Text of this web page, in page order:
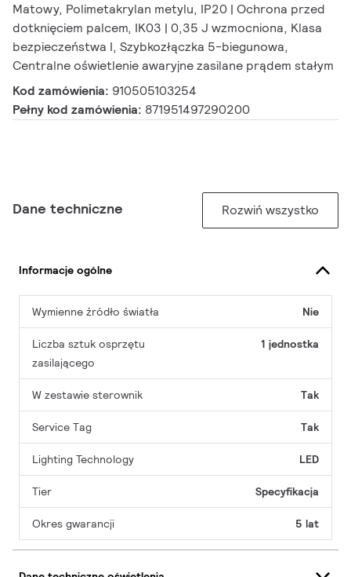
Matowy, Polimetakrylan metylu, IP20 | Ochrona przed
dotknięciem palcem, IK03 | 0,35 J wzmocniona, Klasa
bezpieczeństwa I, Szybkozłączka 5-biegunowa,
Centralne oświetlenie awaryjne zasilane prądem stałym
Kod zamówienia: 910505103254
Pełny kod zamówienia: 871951497290200
Dane techniczne Rozwiń wszystko
Informacje ogólne
Wymienne źródło światła Nie
Liczba sztuk osprzętu
zasilającego
1 jednostka
W zestawie sterownik Tak
Service Tag Tak
Lighting Technology LED
Tier Specyfikacja
Okres gwarancji 5 lat